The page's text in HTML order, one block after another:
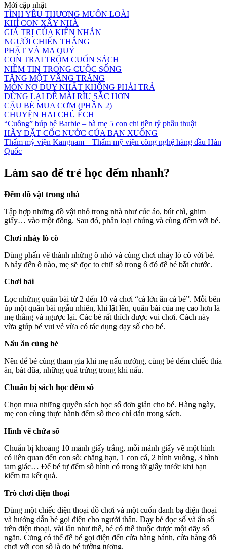
Mới cập nhật
TÌNH YÊU THƯƠNG MUÔN LOÀI
KHỈ CON XÂY NHÀ
GIÁ TRỊ CỦA KIÊN NHẪN
NGƯỜI CHIẾN THẮNG
PHẬT VÀ MA QUỶ
CON TRAI TRỘM CUỐN SÁCH
NIỀM TIN TRONG CUỘC SỐNG
TẶNG MỘT VẦNG TRĂNG
MÓN NỢ DUY NHẤT KHÔNG PHẢI TRẢ
DỪNG LẠI ĐỂ MÀI RÌU SẮC HƠN
CẬU BÉ MUA CƠM (PHẦN 2)
CHUYỆN HAI CHÚ ẾCH
“Cuồng” búp bê Barbie – bà mẹ 5 con chi tiền tỷ phẫu thuật
HÃY ĐẶT CỐC NƯỚC CỦA BẠN XUỐNG
Thẩm mỹ viện Kangnam – Thẩm mỹ viện công nghệ hàng đầu Hàn
Quốc
Làm sao để trẻ học đếm nhanh?
Đếm đồ vật trong nhà
Tập hợp những đồ vật nhỏ trong nhà như cúc áo, bút chì, ghim
giấy… vào một đống. Sau đó, phân loại chúng và cùng đếm với bé.
Chơi nhảy lò cò
Dùng phấn vẽ thành những ô nhỏ và cùng chơi nhảy lò cò với bé.
Nhảy đến ô nào, mẹ sẽ đọc to chữ số trong ô đó để bé bắt chước.
Chơi bài
Lọc những quân bài từ 2 đến 10 và chơi “cá lớn ăn cá bé”. Mỗi bên
úp một quân bài ngẫu nhiên, khi lật lên, quân bài của mẹ cao hơn là
mẹ thắng và ngược lại. Các bé rất thích được vui chơi. Cách này
vừa giúp bé vui vẻ vừa có tác dụng dạy số cho bé.
Nấu ăn cùng bé
Nên để bé cùng tham gia khi mẹ nấu nướng, cùng bé đếm chiếc thìa
ăn, bát đũa, những quả trứng trong khi nấu.
Chuẩn bị sách học đếm số
Chọn mua những quyển sách học số đơn giản cho bé. Hàng ngày,
mẹ con cùng thực hành đếm số theo chỉ dẫn trong sách.
Hình vẽ chứa số
Chuẩn bị khoảng 10 mảnh giấy trắng, mỗi mảnh giẩy vẽ một hình
có liên quan đến con số: chẳng hạn, 1 con cá, 2 hình vuông, 3 hình
tam giác… Để bé tự đếm số hình có trong tờ giấy trước khi bạn
kiểm tra kết quả.
Trò chơi điện thoại
Dùng một chiếc điện thoại đồ chơi và một cuốn danh bạ điện thoại
và hướng dẫn bé gọi điện cho người thân. Dạy bé đọc số và ấn số
trên điện thoại, vài lần như thế, bé có thể thuộc được một dãy số
ngắn. Cũng có thể để bé gọi điện đến cửa hàng bánh, cửa hàng đồ
chơi với con số là do bé tưởng tượng.